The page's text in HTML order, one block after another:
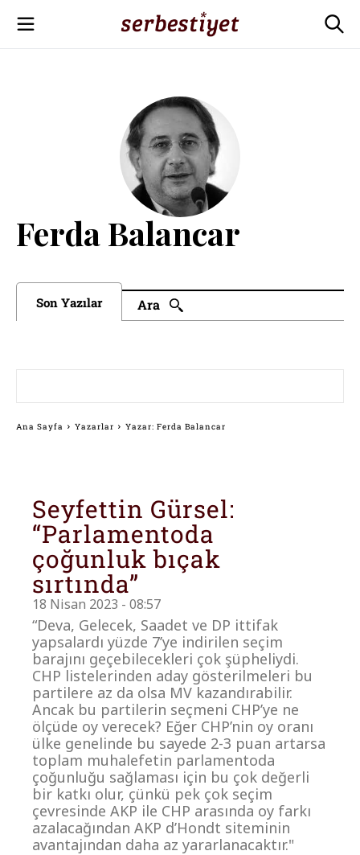
Ferda Balancar
Son Yazılar Ara
Seyfettin Gürsel:
“Parlamentoda
çoğunluk bıçak
sırtında”
18 Nisan 2023 - 08:57
“Deva, Gelecek, Saadet ve DP ittifak
yapsalardı yüzde 7’ye indirilen seçim
barajını geçebilecekleri çok şüpheliydi.
CHP listelerinden aday gösterilmeleri bu
partilere az da olsa MV kazandırabilir.
Ancak bu partilerin seçmeni CHP’ye ne
ölçüde oy verecek? Eğer CHP’nin oy oranı
ülke genelinde bu sayede 2-3 puan artarsa
toplam muhalefetin parlamentoda
çoğunluğu sağlaması için bu çok değerli
bir katkı olur, çünkü pek çok seçim
çevresinde AKP ile CHP arasında oy farkı
azalacağından AKP d’Hondt siteminin
avantajından daha az yararlanacaktır."
Ana Sayfa Yazarlar Yazar: Ferda Balancar